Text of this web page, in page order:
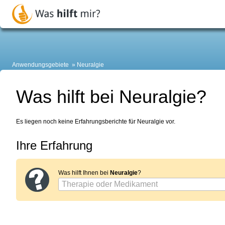
Anwendungsgebiete Neuralgie
Was hilft bei Neuralgie?
Es liegen noch keine Erfahrungsberichte für Neuralgie vor.
Ihre Erfahrung
Was hilft Ihnen bei Neuralgie?